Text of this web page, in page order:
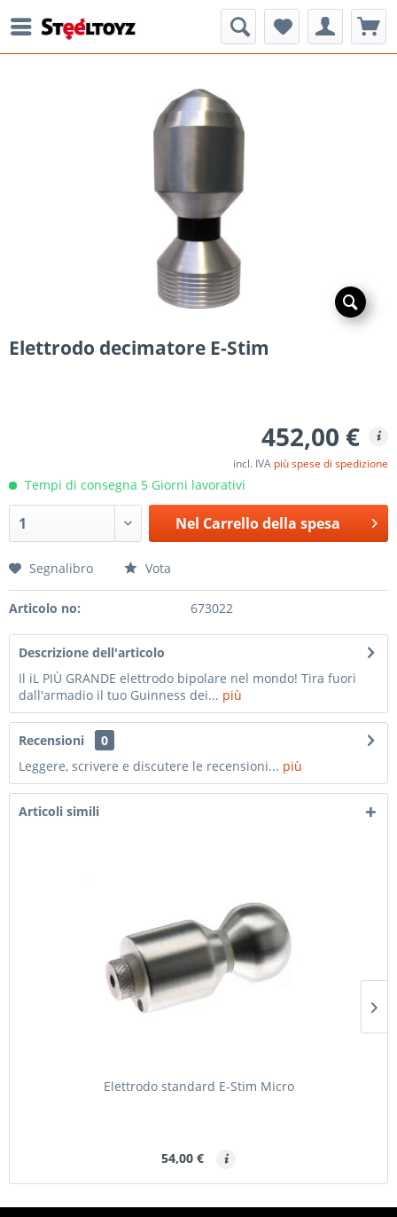
Elettrodo decimatore E-Stim
452,00 €
incl. IVA più spese di spedizione
Tempi di consegna 5 Giorni lavorativi
Nel Carrello della spesa
Segnalibro Vota
Articolo no: 673022
Descrizione dell'articolo
Il iL PIÙ GRANDE elettrodo bipolare nel mondo! Tira fuori
dall'armadio il tuo Guinness dei... più
Recensioni
0
Leggere, scrivere e discutere le recensioni... più
Articoli simili
Elettrodo standard E-Stim Micro
54,00 €